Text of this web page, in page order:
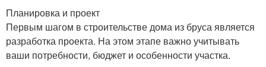
Планировка и проект
Первым шагом в строительстве дома из бруса является
разработка проекта. На этом этапе важно учитывать
ваши потребности, бюджет и особенности участка.